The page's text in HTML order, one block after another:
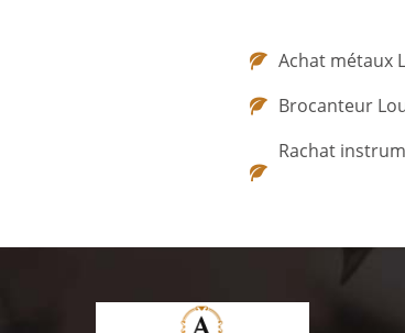
Achat métaux
Brocanteur
Rachat